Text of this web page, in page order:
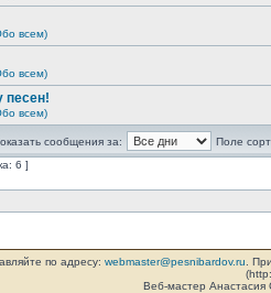
всем)
всем)
песен!
всем)
сообщения за:
Поле
6 ]
по адресу: webmaster@pesnibardov.ru .
Веб-мастер